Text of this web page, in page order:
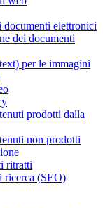
documenti elettronici
dei documenti
per le immagini
prodotti dalla
non prodotti
ritratti
ricerca (SEO)